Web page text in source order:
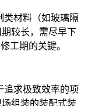
类材料（如玻璃隔
较长，需尽早下
工期的关键。
追求极致效率的项
组装的装配式装